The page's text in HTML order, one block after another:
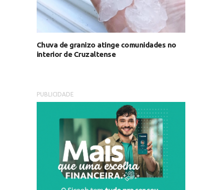
Chuva de granizo atinge comunidades no
interior de Cruzaltense
PUBLICIDADE